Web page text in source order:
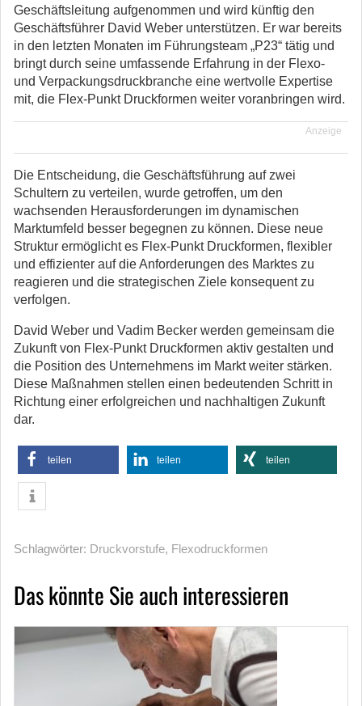
Geschäftsleitung aufgenommen und wird künftig den
Geschäftsführer David Weber unterstützen. Er war bereits
in den letzten Monaten im Führungsteam „P23“ tätig und
bringt durch seine umfassende Erfahrung in der Flexo-
und Verpackungsdruckbranche eine wertvolle Expertise
mit, die Flex-Punkt Druckformen weiter voranbringen wird.
Anzeige
Die Entscheidung, die Geschäftsführung auf zwei
Schultern zu verteilen, wurde getroffen, um den
wachsenden Herausforderungen im dynamischen
Marktumfeld besser begegnen zu können. Diese neue
Struktur ermöglicht es Flex-Punkt Druckformen, flexibler
und effizienter auf die Anforderungen des Marktes zu
reagieren und die strategischen Ziele konsequent zu
verfolgen.
David Weber und Vadim Becker werden gemeinsam die
Zukunft von Flex-Punkt Druckformen aktiv gestalten und
die Position des Unternehmens im Markt weiter stärken.
Diese Maßnahmen stellen einen bedeutenden Schritt in
Richtung einer erfolgreichen und nachhaltigen Zukunft
dar.
teilen teilen teilen
Schlagwörter: Druckvorstufe, Flexodruckformen
Das könnte Sie auch interessieren